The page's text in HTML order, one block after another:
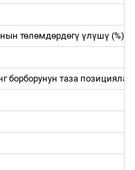
төлөмдөрдөгү үлүшү (%)
борборунун таза